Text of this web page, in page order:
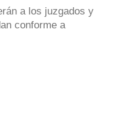
a los juzgados y
conforme a